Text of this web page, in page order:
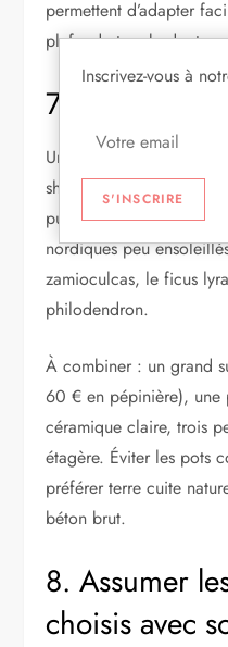
permettent d’adapter
plafond et au budget.
7. Ajouter du
Une déco scandinave
showroom. Le vert
pureté d’air. Les plantes
nordiques peu
zamioculcas, le ficus
philodendron.
À combiner : un grand
60 € en pépinière), une
céramique claire, trois
étagère. Éviter les pots
préférer terre cuite
béton brut.
8. Assumer
choisis avec
Inscrivez-vous à
S'INSCRIRE